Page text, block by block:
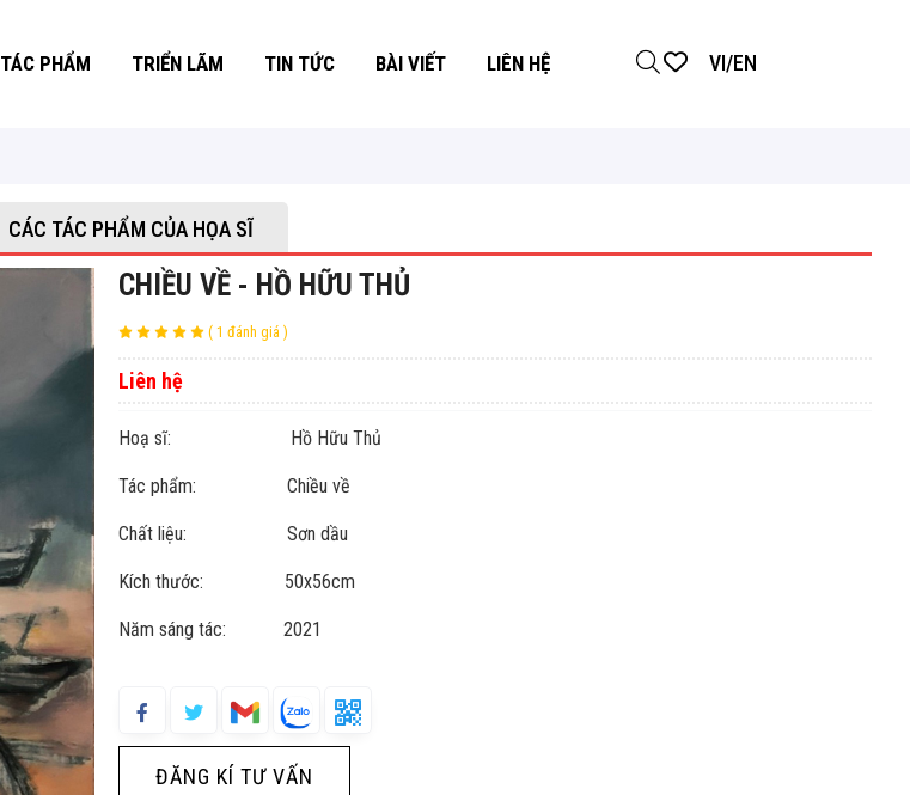
TÁC PHẨM TRIỂN LÃM TIN TỨC BÀI VIẾT LIÊN HỆ VI/EN
CÁC TÁC PHẨM CỦA HỌA SĨ
CHIỀU VỀ - HỒ HỮU THỦ
( 1 đánh giá )
Liên hệ
Hoạ sĩ: Hồ Hữu Thủ
Tác phẩm: Chiều về
Chất liệu: Sơn dầu
Kích thước: 50x56cm
Năm sáng tác: 2021
ĐĂNG KÍ TƯ VẤN